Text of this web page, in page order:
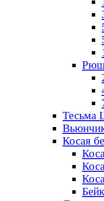
Тесьма
Косая